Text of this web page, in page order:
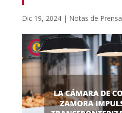
Dic 19, 2024| Notas de Prensa